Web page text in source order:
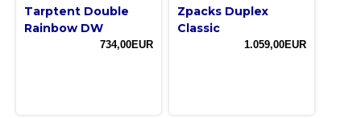
Tarptent Double
Rainbow DW
734,00EUR
Zpacks Duplex
Classic
1.059,00EUR